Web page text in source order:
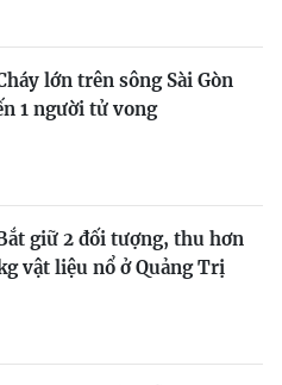
lớn trên sông Sài Gòn
1 người tử vong
giữ 2 đối tượng, thu hơn
vật liệu nổ ở Quảng Trị